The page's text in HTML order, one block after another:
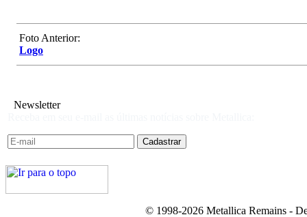
Foto Anterior:
Logo
Newsletter
© 1998-2026 Metallica Remains -